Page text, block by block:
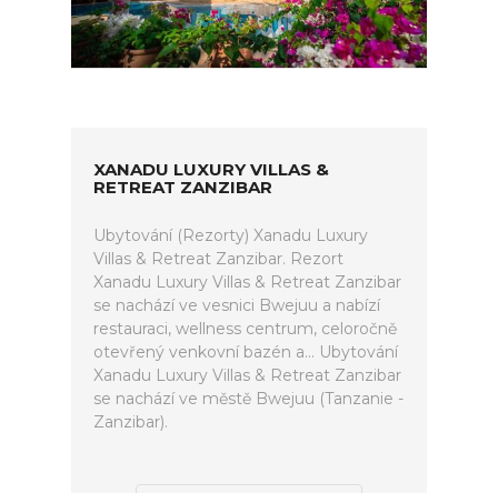
XANADU LUXURY VILLAS &
RETREAT ZANZIBAR
Ubytování (Rezorty) Xanadu Luxury
Villas & Retreat Zanzibar. Rezort
Xanadu Luxury Villas & Retreat Zanzibar
se nachází ve vesnici Bwejuu a nabízí
restauraci, wellness centrum, celoročně
otevřený venkovní bazén a... Ubytování
Xanadu Luxury Villas & Retreat Zanzibar
se nachází ve městě Bwejuu (Tanzanie -
Zanzibar).